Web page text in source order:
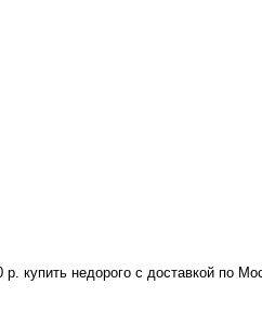
купить недорого с доставкой по